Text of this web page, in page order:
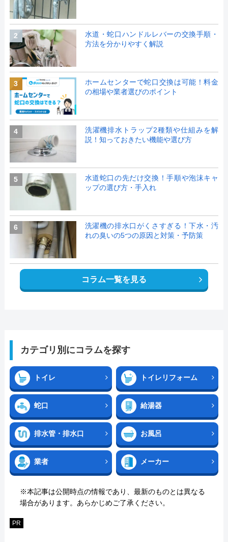
2
水道・蛇口ハンドルレバーの交換手順・
方法を分かりやすく解説
3
ホームセンターで蛇口交換は可能！料金
の相場や業者選びのポイント
4
洗濯機排水トラップ2種類や仕組みを解
説！知っておきたい機能や選び方
5
水道蛇口の先だけ交換！手順や泡沫キャ
ップの選び方・手入れ
6
洗濯機の排水口がくさすぎる！下水・汚
れの臭いの5つの原因と対策・予防策
コラム一覧を見る
カテゴリ別にコラムを探す
トイレ トイレリフォーム
蛇口 給湯器
排水管・排水口 お風呂
業者 メーカー
※本記事は公開時点の情報であり、最新のものとは異なる
場合があります。あらかじめご了承ください。
PR